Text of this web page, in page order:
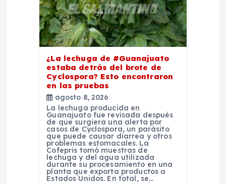
¿La lechuga de #Guanajuato
estaba detrás del brote de
Cyclospora? Esto encontraron
en las pruebas
agosto 8, 2026
La lechuga producida en
Guanajuato fue revisada después
de que surgiera una alerta por
casos de Cyclospora, un parásito
que puede causar diarrea y otros
problemas estomacales. La
Cofepris tomó muestras de
lechuga y del agua utilizada
durante su procesamiento en una
planta que exporta productos a
Estados Unidos. En total, se…